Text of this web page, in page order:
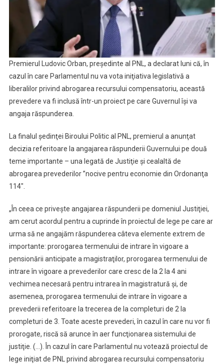
Premierul Ludovic Orban, preşedinte al PNL, a declarat luni că, în
cazul în care Parlamentul nu va vota iniţiativa legislativă a
liberalilor privind abrogarea recursului compensatoriu, această
prevedere va fi inclusă într-un proiect pe care Guvernul îşi va
angaja răspunderea.
La finalul şedinţei Biroului Politic al PNL, premierul a anunţat
decizia referitoare la angajarea răspunderii Guvernului pe două
teme importante – una legată de Justiţie şi cealaltă de
abrogarea prevederilor ”nocive pentru economie din Ordonanţa
114″.
„În ceea ce priveşte angajarea răspunderii pe domeniul Justiţiei,
am cerut acordul pentru a cuprinde în proiectul de lege pe care ar
urma să ne angajăm răspunderea câteva elemente extrem de
importante: prorogarea termenului de intrare în vigoare a
pensionării anticipate a magistraţilor, prorogarea termenului de
intrare în vigoare a prevederilor care cresc de la 2 la 4 ani
vechimea necesară pentru intrarea în magistratură şi, de
asemenea, prorogarea termenului de intrare în vigoare a
prevederii referitoare la trecerea de la completuri de 2 la
completuri de 3. Toate aceste prevederi, în cazul în care nu vor fi
prorogate, riscă să arunce în aer funcţionarea sistemului de
justiţie. (…). În cazul în care Parlamentul nu votează proiectul de
lege iniţiat de PNL privind abrogarea recursului compensatoriu